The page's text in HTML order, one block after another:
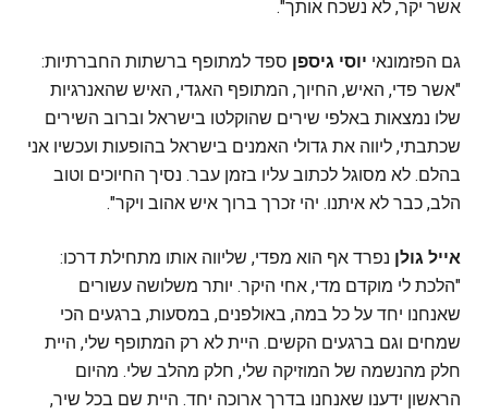
אשר יקר, לא נשכח אותך".
גם הפזמונאי יוסי גיספן ספד למתופף ברשתות החברתיות:
"אשר פדי, האיש, החיוך, המתופף האגדי, האיש שהאנרגיות
שלו נמצאות באלפי שירים שהוקלטו בישראל וברוב השירים
שכתבתי, ליווה את גדולי האמנים בישראל בהופעות ועכשיו אני
בהלם. לא מסוגל לכתוב עליו בזמן עבר. נסיך החיוכים וטוב
הלב, כבר לא איתנו. יהי זכרך ברוך איש אהוב ויקר".
אייל גולן נפרד אף הוא מפדי, שליווה אותו מתחילת דרכו:
"הלכת לי מוקדם מדי, אחי היקר. יותר משלושה עשורים
שאנחנו יחד על כל במה, באולפנים, במסעות, ברגעים הכי
שמחים וגם ברגעים הקשים. היית לא רק המתופף שלי, היית
חלק מהנשמה של המוזיקה שלי, חלק מהלב שלי. מהיום
הראשון ידענו שאנחנו בדרך ארוכה יחד. היית שם בכל שיר,